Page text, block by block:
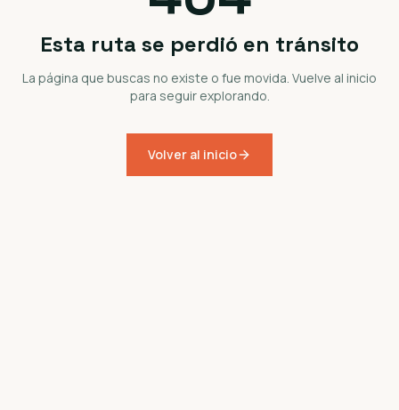
Esta ruta se perdió en tránsito
La página que buscas no existe o fue movida. Vuelve al inicio
para seguir explorando.
Volver al inicio